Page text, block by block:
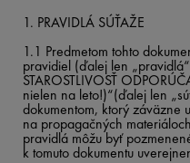
1. PRAVIDLÁ SÚŤAŽE
1.1 Predmetom tohto
pravidiel (ďalej len
STAROSTLIVOSŤ
nielen na leto!)“(ďalej len
dokumentom, ktorý záväzne
na propagačných
pravidlá môžu byť
k tomuto dokumentu